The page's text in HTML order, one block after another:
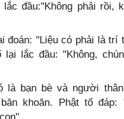
lắc đầu:"Không phải rồi,
đoán: "Liệu có phải là trí
lại lắc đầu: "Không,
là bạn bè và người thân
khoăn. Phật tổ đáp: